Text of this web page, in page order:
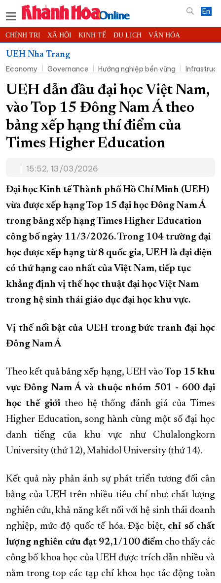
En
CHÍNH TRỊ XÃ HỘI KINH TẾ DU LỊCH VĂN HÓA
THỂ THAO ĐỜI SỐNG
KHOA HỌC - CÔNG NGHỆ PHÁP LUẬT BẠN ĐỌC PHÓNG SỰ
THẾ GIỚI MULTIMEDIA VIDEO ĐỌC BÁO ONLINE
PODCAST THÔNG TIN - QUẢNG CÁO
QUY HOẠCH TỈNH KHÁNH HÒA
TRƯỜNG SA BIỂN ĐẢO QUÊ HƯƠNG
CHUNG TAY CẢI CÁCH HÀNH CHÍNH
XÂY DỰNG NÔNG THÔN MỚI
TÀU - XE - MÁY BAY
KỶ NIỆM 370 NĂM XÂY DỰNG VÀ PHÁT TRIỂN TỈNH KHÁNH HÒA
KHOẢNH KHẮC ĐẸP XỨ TRẦM
XÂY DỰNG KHÁNH HÒA TRỞ THÀNH THÀNH PHỐ TRỰC THUỘC
ĐẠI HỘI ĐẢNG CÁC CẤP TRANG CHỦ VỀ BÁO KHÁNH HÒA
UEH Nha Trang
Economy
Governance Hướng nghiệp bền vững
UEH dẫn đầu đại học Việt Nam,
vào Top 15 Đông Nam Á theo
bảng xếp hạng thí điểm của
Times Higher Education
15:52, 13/03/2026
Đại học Kinh tế Thành phố Hồ Chí Minh (UEH)
vừa được xếp hạng Top 15 đại học Đông Nam Á
trong bảng xếp hạng Times Higher Education
công bố ngày 11/3/2026. Trong 104 trường đại
học được xếp hạng từ 8 quốc gia, UEH là đại diện
có thứ hạng cao nhất của Việt Nam, tiếp tục
khẳng định vị thế học thuật đại học Việt Nam
trong hệ sinh thái giáo dục đại học khu vực.
Vị thế nổi bật của UEH trong bức tranh đại học
Đông Nam Á
Theo kết quả bảng xếp hạng, UEH vào Top 15 khu
vực Đông Nam Á và thuộc nhóm 501 - 600 đại
học thế giới theo hệ thống đánh giá của Times
Higher Education, song hành cùng một số đại học
danh tiếng của khu vực như Chulalongkorn
University (thứ 12), Mahidol University (thứ 14).
Kết quả này phản ánh sự phát triển tương đối cân
bằng của UEH trên nhiều tiêu chí như: chất lượng
nghiên cứu, khả năng kết nối với hệ sinh thái doanh
nghiệp, mức độ quốc tế hóa. Đặc biệt, chỉ số chất
lượng nghiên cứu đạt 92,1/100 điểm cho thấy các
công bố khoa học của UEH được trích dẫn nhiều và
nằm trong top các tạp chí khoa học tác động toàn